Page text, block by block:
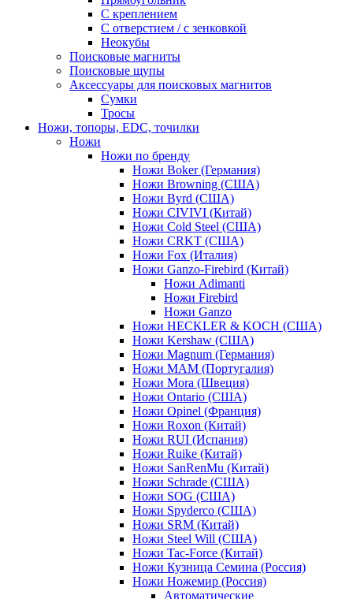
С креплением
С отверстием / с зенковкой
Неокубы
Поисковые магниты
Поисковые щупы
Аксессуары для поисковых магнитов
Сумки
Тросы
Ножи, топоры, EDC, точилки
Ножи
Ножи по бренду
Ножи Boker (Германия)
Ножи Browning (США)
Ножи Byrd (США)
Ножи CIVIVI (Китай)
Ножи Cold Steel (США)
Ножи CRKT (США)
Ножи Fox (Италия)
Ножи Ganzo-Firebird (Китай)
Ножи Adimanti
Ножи Firebird
Ножи Ganzo
Ножи HECKLER & KOCH (США)
Ножи Kershaw (США)
Ножи Magnum (Германия)
Ножи MAM (Португалия)
Ножи Mora (Швеция)
Ножи Ontario (США)
Ножи Opinel (Франция)
Ножи Roxon (Китай)
Ножи RUI (Испания)
Ножи Ruike (Китай)
Ножи SanRenMu (Китай)
Ножи Schrade (США)
Ножи SOG (США)
Ножи Spyderco (США)
Ножи SRM (Китай)
Ножи Steel Will (США)
Ножи Tac-Force (Китай)
Ножи Кузница Семина (Россия)
Ножи Ножемир (Россия)
Автоматические